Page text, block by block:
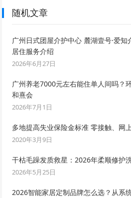
随机文章
广州日式团屋介护中心 麓湖壹号·爱
居住服务介绍
2026年6月27日
广州养老7000元左右能住单人间吗
和熹会
2026年7月1日
多地提高失业保险金标准 零接触、网
2020年3月9日
干枯毛躁发质救星：2026年柔顺修护
2026年5月25日
2026智能家居定制品牌怎么选？从系